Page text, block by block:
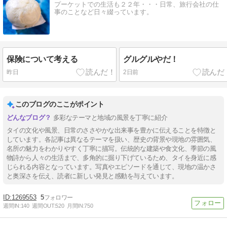
プーケットでの生活も２２年・・・日常、旅行会社の仕
事のことなど日々綴っています。
保険について考える
昨日
グルグルやだ！
2日前
このブログのここがポイント
多彩なテーマと地域の風景を丁寧に紹介
タイの文化や風景、日常のささやかな出来事を豊かに伝えることを特徴と
しています。各記事は異なるテーマを扱い、歴史の背景や現地の雰囲気、
名所の魅力をわかりやすく丁寧に描写。伝統的な建築や食文化、季節の風
物詩から人々の生活まで、多角的に掘り下げているため、タイを身近に感
じられる内容となっています。写真やエピソードを通じて、現地の温かさ
と奥深さを伝え、読者に新しい発見と感動を与えています。
1269553 5
週間IN:140 週間OUT:520 月間IN:750